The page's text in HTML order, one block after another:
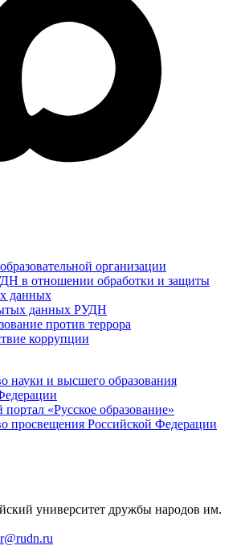
организации
в отношении обработки и защиты
данных
данных РУДН
против террора
коррупции
науки и высшего образования
«Русское образование»
просвещения Российской Федерации
университет дружбы народов им.